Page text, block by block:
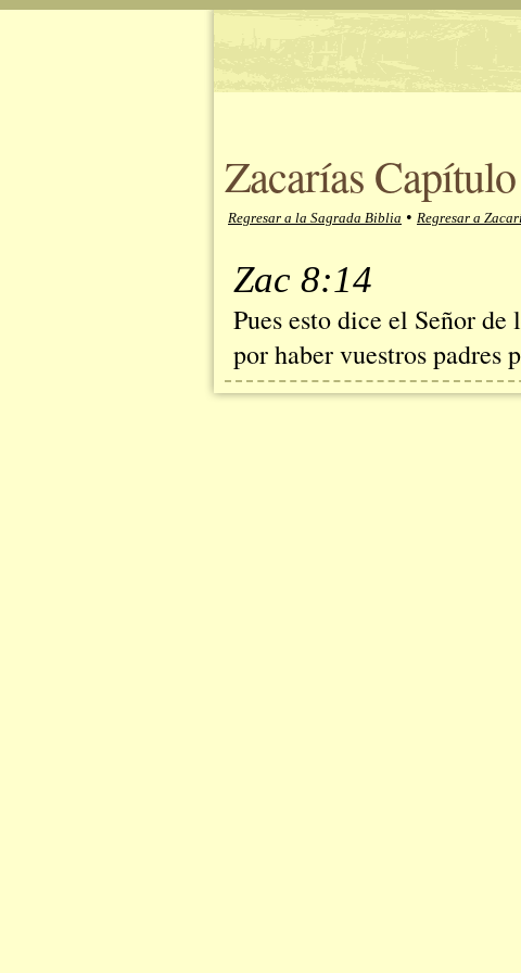
Zacarías
Regresar a la Sagrada Biblia • Regresar a
Zac 8:14
Pues esto dice el Señor
por haber vuestros padres